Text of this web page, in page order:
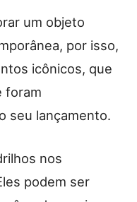
um objeto
por isso,
icônicos, que
foram
seu lançamento.
nos
podem ser